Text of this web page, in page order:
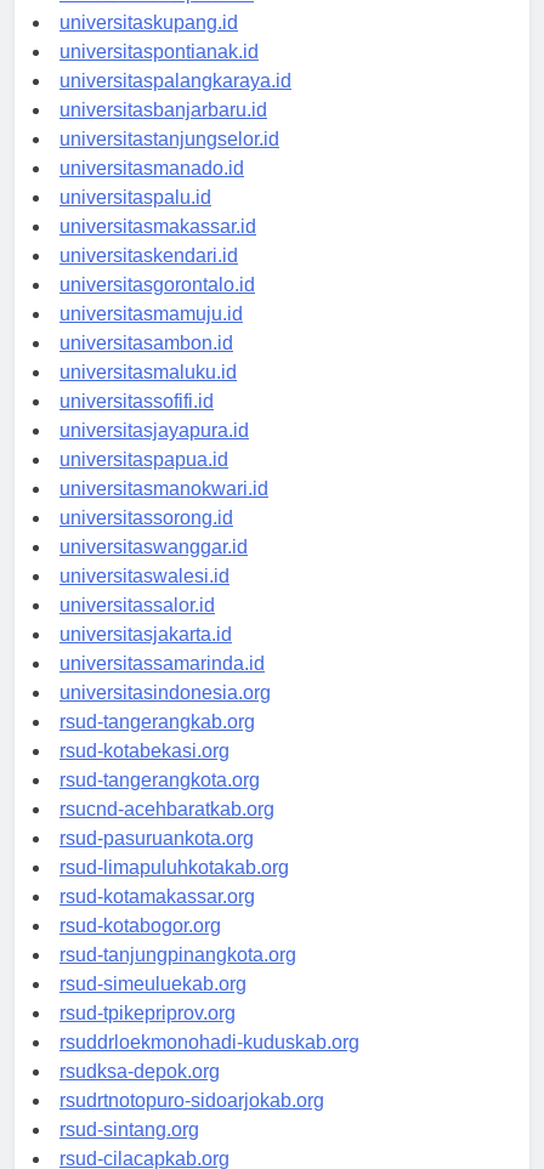
universitasdenpasar.id
universitaskupang.id
universitaspontianak.id
universitaspalangkaraya.id
universitasbanjarbaru.id
universitastanjungselor.id
universitasmanado.id
universitaspalu.id
universitasmakassar.id
universitaskendari.id
universitasgorontalo.id
universitasmamuju.id
universitasambon.id
universitasmaluku.id
universitassofifi.id
universitasjayapura.id
universitaspapua.id
universitasmanokwari.id
universitassorong.id
universitaswanggar.id
universitaswalesi.id
universitassalor.id
universitasjakarta.id
universitassamarinda.id
universitasindonesia.org
rsud-tangerangkab.org
rsud-kotabekasi.org
rsud-tangerangkota.org
rsucnd-acehbaratkab.org
rsud-pasuruankota.org
rsud-limapuluhkotakab.org
rsud-kotamakassar.org
rsud-kotabogor.org
rsud-tanjungpinangkota.org
rsud-simeuluekab.org
rsud-tpikepriprov.org
rsuddrloekmonohadi-kuduskab.org
rsudksa-depok.org
rsudrtnotopuro-sidoarjokab.org
rsud-sintang.org